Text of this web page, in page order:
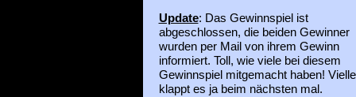
Update: Das Gewinnspiel ist
abgeschlossen, die beiden Gewinner
wurden per Mail von ihrem Gewinn
informiert. Toll, wie viele bei diesem
Gewinnspiel mitgemacht haben!
klappt es ja beim nächsten mal.